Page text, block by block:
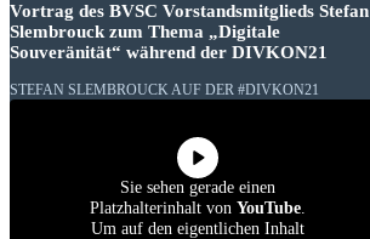
Vortrag des BVSC Vorstandsmitglieds Stefan
Slembrouck zum Thema „Digitale
Souveränität“ während der DIVKON21
STEFAN SLEMBROUCK AUF DER #DIVKON21
Sie sehen gerade einen
Platzhalterinhalt von YouTube.
Um auf den eigentlichen Inhalt